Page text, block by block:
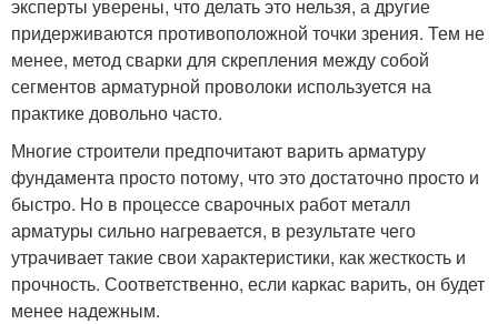
эксперты уверены, что делать это нельзя, а другие
придерживаются противоположной точки зрения. Тем не
менее, метод сварки для скрепления между собой
сегментов арматурной проволоки используется на
практике довольно часто.
Многие строители предпочитают варить арматуру
фундамента просто потому, что это достаточно просто и
быстро. Но в процессе сварочных работ металл
арматуры сильно нагревается, в результате чего
утрачивает такие свои характеристики, как жесткость и
прочность. Соответственно, если каркас варить, он будет
менее надежным.